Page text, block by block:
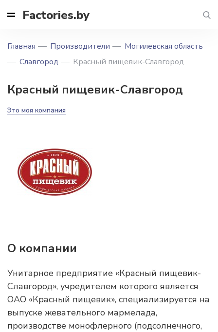
Factories.by
Главная Производители
Могилевская область
Славгород
Красный пищевик-Славгород
Красный пищевик-Славгород
Это моя компания
О компании
Унитарное предприятие «Красный пищевик-
Славгород», учредителем которого является
ОАО «Красный пищевик», специализируется на
выпуске жевательного мармелада,
производстве монофлерного (подсолнечного,